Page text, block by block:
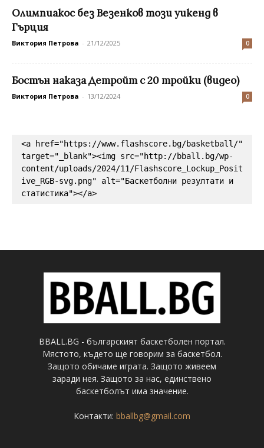
Олимпиакос без Везенков този уикенд в
Гърция
Виктория Петрова - 21/12/2025 0
Бостън наказа Детройт с 20 тройки (видео)
Виктория Петрова - 13/12/2024 0
<a href="https://www.flashscore.bg/basketball/"
target="_blank"><img src="http://bball.bg/wp-
content/uploads/2024/11/Flashscore_Lockup_Posit
ive_RGB-svg.png" alt="Баскетболни резултати и
статистика"></a>
BBALL.BG - българският баскетболен портал.
Мястото, където ще говорим за баскетбол.
Защото обичаме играта. Защото живеем
заради нея. Защото за нас, единствено
баскетболът има значение.
Контакти: bballbg@gmail.com